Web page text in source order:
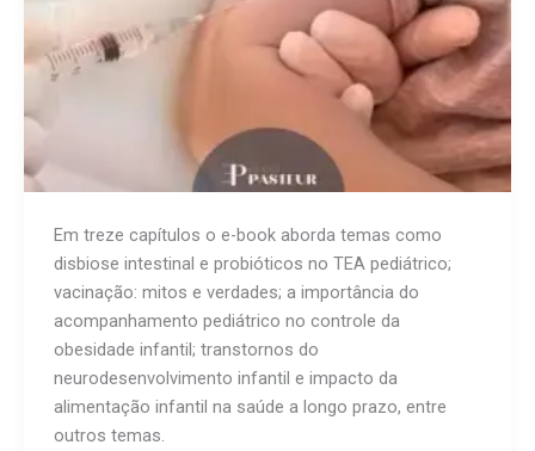
Em treze capítulos o e-book aborda temas como
disbiose intestinal e probióticos no TEA pediátrico;
vacinação: mitos e verdades; a importância do
acompanhamento pediátrico no controle da
obesidade infantil; transtornos do
neurodesenvolvimento infantil e impacto da
alimentação infantil na saúde a longo prazo, entre
outros temas.